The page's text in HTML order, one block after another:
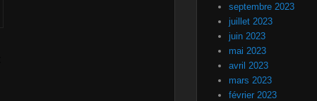
septembre 2023
juillet 2023
juin 2023
mai 2023
avril 2023
mars 2023
février 2023